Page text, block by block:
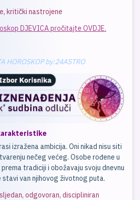
kritički nastrojene
DJEVICA pročitajte OVDJE.
HOROSKOP by:24ASTRO
izražena ambicija. Oni nikad nisu siti
nečeg većeg. Osobe rođene u
tradiciji i obožavaju svoju dnevnu
stavi van njihovog životnog puta.
odgovoran, discipliniran